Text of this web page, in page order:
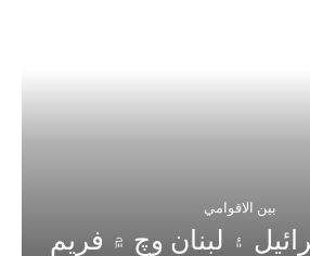
بين الاقوامي
۽ لبنان وچ ۾ فريم